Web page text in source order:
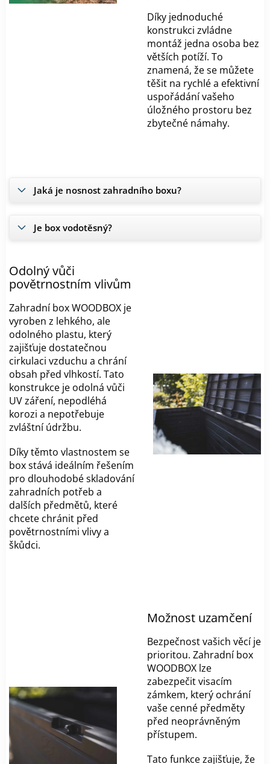
Díky jednoduché
konstrukci zvládne
montáž jedna osoba bez
větších potíží. To
znamená, že se můžete
těšit na rychlé a efektivní
uspořádání vašeho
úložného prostoru bez
zbytečné námahy.
Jaká je nosnost zahradního boxu?
Je box vodotěsný?
Odolný vůči
povětrnostním vlivům
Zahradní box WOODBOX je
vyroben z lehkého, ale
odolného plastu, který
zajišťuje dostatečnou
cirkulaci vzduchu a chrání
obsah před vlhkostí. Tato
konstrukce je odolná vůči
UV záření, nepodléhá
korozi a nepotřebuje
zvláštní údržbu.
Díky těmto vlastnostem se
box stává ideálním řešením
pro dlouhodobé skladování
zahradních potřeb a
dalších předmětů, které
chcete chránit před
povětrnostními vlivy a
škůdci.
Možnost uzamčení
Bezpečnost vašich věcí je
prioritou. Zahradní box
WOODBOX lze
zabezpečit visacím
zámkem, který ochrání
vaše cenné předměty
před neoprávněným
přístupem.
Tato funkce zajišťuje, že